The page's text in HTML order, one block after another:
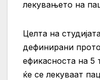
лекувањето на
Целта на
дефинирани
ефикасноста на 5
ќе се лекуваат